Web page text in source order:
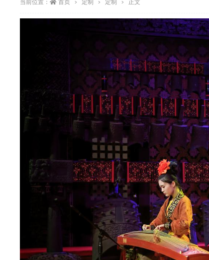
当前位置： 首页 定制 定制 正文